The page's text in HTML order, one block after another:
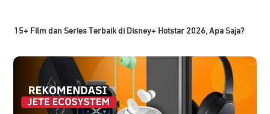
15+ Film dan Series Terbaik di Disney+ Hotstar 2026, Apa Saja?